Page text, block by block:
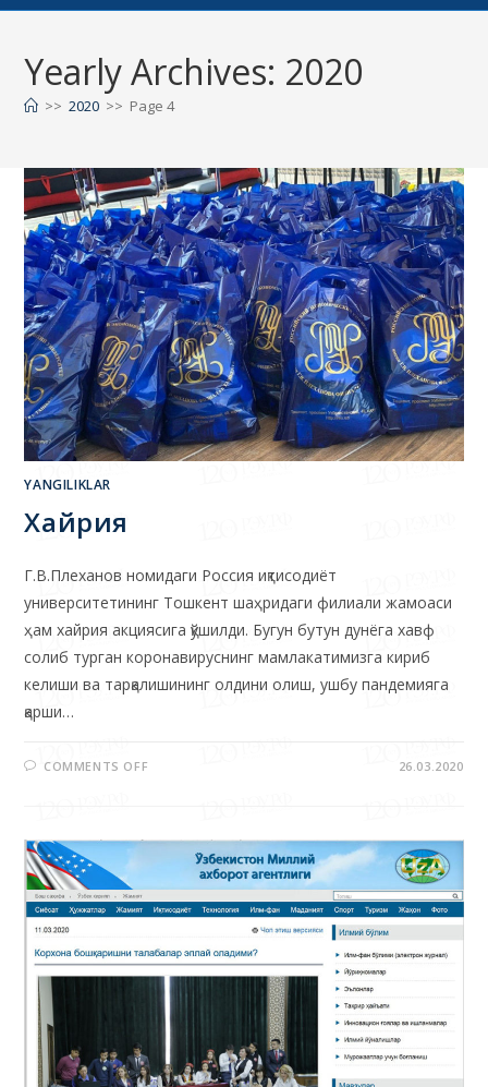
>> 2020 >> Page 4
YANGILIKLAR
Хайрия
Г.В.Плеханов номидаги Россия иқтисодиёт
ҳам хайрия акциясига қўшилди. Бугун бутун дунёга хавф
солиб турган коронавируснинг мамлакатимизга кириб
келиши ва тарқалишининг олдини олиш, ушбу пандемияга